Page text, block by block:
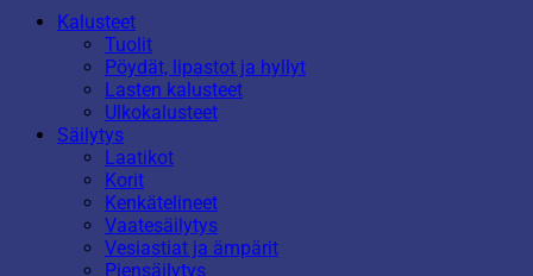
Kalusteet
Tuolit
Pöydät, lipastot ja hyllyt
Lasten kalusteet
Ulkokalusteet
Säilytys
Laatikot
Korit
Kenkätelineet
Vaatesäilytys
Vesiastiat ja ämpärit
Piensäilytys